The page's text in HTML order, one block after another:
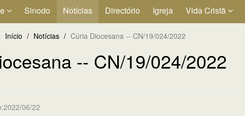
Sinodo Notícias Directório Igreja Vida Cristã
Início / Notícias / Cúria Diocesana -- CN/19/024/2022
-- CN/19/024/2022
06/22